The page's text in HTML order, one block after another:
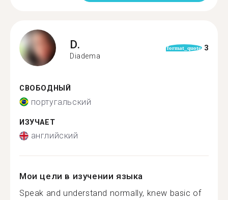
D.
Diadema
format_quote 3
СВОБОДНЫЙ
португальский
ИЗУЧАЕТ
английский
Мои цели в изучении языка
Speak and understand normally, knew basic of